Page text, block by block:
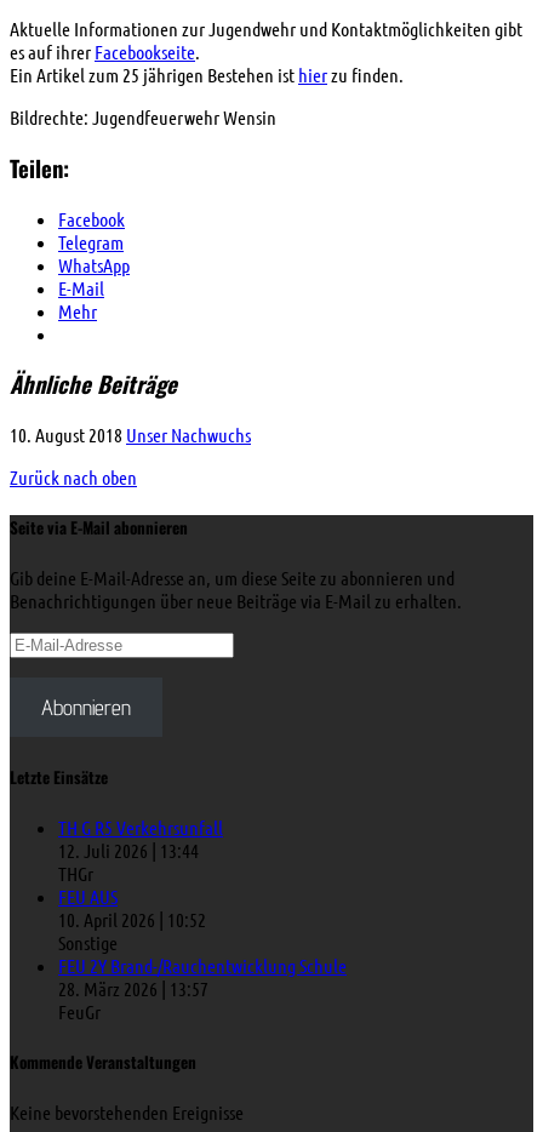
Aktuelle Informationen zur Jugendwehr und Kontaktmöglichkeiten gibt
es auf ihrer Facebookseite.
Ein Artikel zum 25 jährigen Bestehen ist hierzu finden.
Bildrechte: Jugendfeuerwehr Wensin
Teilen:
Facebook
Telegram
WhatsApp
E-Mail
Mehr
Ähnliche Beiträge
10. August 2018 Unser Nachwuchs
Zurück nach oben
Seite via E-Mail abonnieren
Gib deine E-Mail-Adresse an, um diese Seite zu abonnieren und
Benachrichtigungen über neue Beiträge via E-Mail zu erhalten.
E-
Mail-
Abonnieren
Letzte Einsätze
TH G R5 Verkehrsunfall
12. Juli 2026 | 13:44
THGr
FEU AUS
10. April 2026 | 10:52
Sonstige
FEU 2Y Brand-/Rauchentwicklung Schule
28. März 2026 | 13:57
FeuGr
Kommende Veranstaltungen
Keine bevorstehenden Ereignisse